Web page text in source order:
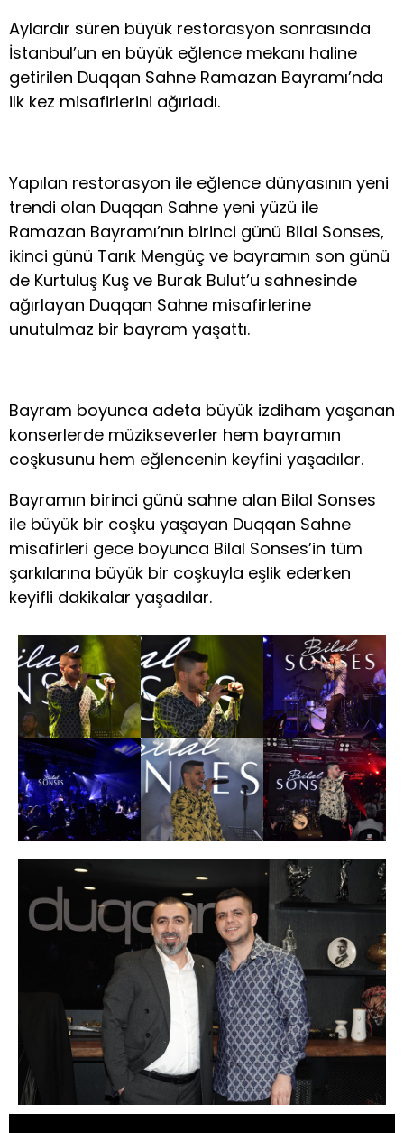
Aylardır süren büyük restorasyon sonrasında
İstanbul’un en büyük eğlence mekanı haline
getirilen Duqqan Sahne Ramazan Bayramı’nda
ilk kez misafirlerini ağırladı.
Yapılan restorasyon ile eğlence dünyasının yeni
trendi olan Duqqan Sahne yeni yüzü ile
Ramazan Bayramı’nın birinci günü Bilal Sonses,
ikinci günü Tarık Mengüç ve bayramın son günü
de Kurtuluş Kuş ve Burak Bulut’u sahnesinde
ağırlayan Duqqan Sahne misafirlerine
unutulmaz bir bayram yaşattı.
Bayram boyunca adeta büyük izdiham yaşanan
konserlerde müzikseverler hem bayramın
coşkusunu hem eğlencenin keyfini yaşadılar.
Bayramın birinci günü sahne alan Bilal Sonses
ile büyük bir coşku yaşayan Duqqan Sahne
misafirleri gece boyunca Bilal Sonses’in tüm
şarkılarına büyük bir coşkuyla eşlik ederken
keyifli dakikalar yaşadılar.